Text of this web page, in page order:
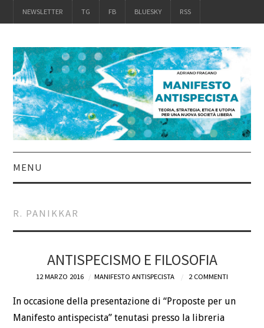
NEWSLETTER TG FB BLUESKY RSS
MENU
ACQUISTALO
CHI
R. PANIKKAR
ANTISPECISMO E FILOSOFIA
12 MARZO 2016 MANIFESTO ANTISPECISTA 2 COMMENTI
In occasione della presentazione di “Proposte per un
Manifesto antispecista” tenutasi presso la libreria